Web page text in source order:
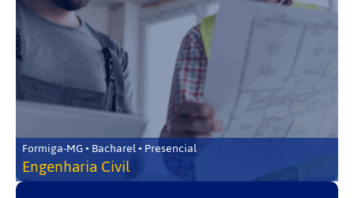
Formiga-MG • Bacharel • Presencial
Engenharia Civil